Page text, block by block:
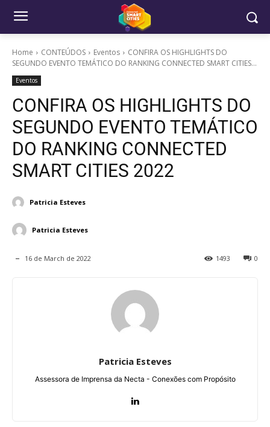
Home CONTEÚDOS Eventos
CONFIRA OS HIGHLIGHTS DO
SEGUNDO EVENTO TEMÁTICO DO RANKING CONNECTED SMART CITIES...
Eventos
CONFIRA OS HIGHLIGHTS DO
SEGUNDO EVENTO TEMÁTICO
DO RANKING CONNECTED
SMART CITIES 2022
Patricia Esteves
Patricia Esteves
16 de March de 2022 0
1493
Patricia Esteves
Assessora de Imprensa da Necta - Conexões com Propósito